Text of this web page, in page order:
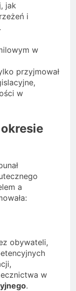
jak
i
w
przyjmował
w
a
obywateli,
w
.